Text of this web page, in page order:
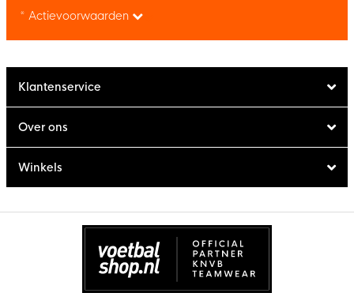
* Actievoorwaarden
Klantenservice
Over ons
Winkels